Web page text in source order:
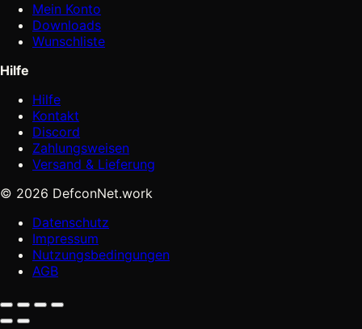
Mein Konto
Downloads
Wunschliste
Hilfe
Hilfe
Kontakt
Discord
Zahlungsweisen
Versand & Lieferung
© 2026 DefconNet.work
Datenschutz
Impressum
Nutzungsbedingungen
AGB